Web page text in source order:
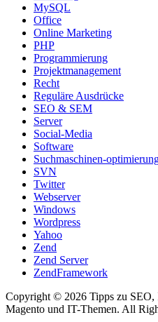
MySQL
Office
Online Marketing
PHP
Programmierung
Projektmanagement
Recht
Reguläre Ausdrücke
SEO & SEM
Server
Social-Media
Software
Suchmaschinen-
SVN
Twitter
Webserver
Windows
Wordpress
Yahoo
Zend
Zend Server
ZendFramework
Copyright © 2026 Tipps zu SEO,
Magento und IT-Themen. All